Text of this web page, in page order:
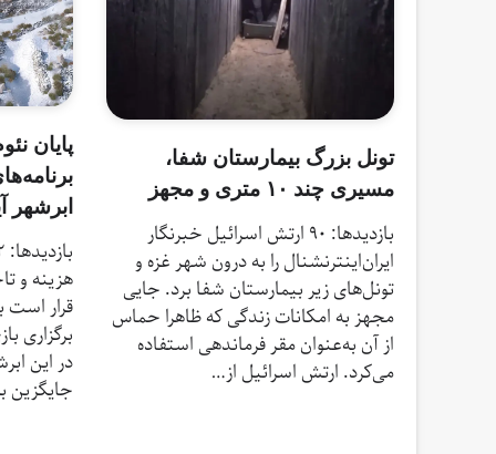
تونل بزرگ بیمارستان شفا،
مسیری چند ۱۰ متری و مجهز
بازدیدها: 90 ارتش اسرائیل خبرنگار
ایران‌اینترنشنال را به درون شهر غزه و
تونل‌های زیر بیمارستان شفا برد. جایی
مجهز به امکانات زندگی که ظاهرا حماس
از آن به‌عنوان مقر فرماندهی استفاده
می‌کرد. ارتش اسرائیل از…
پایان
ابرشهر
هزینه و
قرار
در این
جایگزین